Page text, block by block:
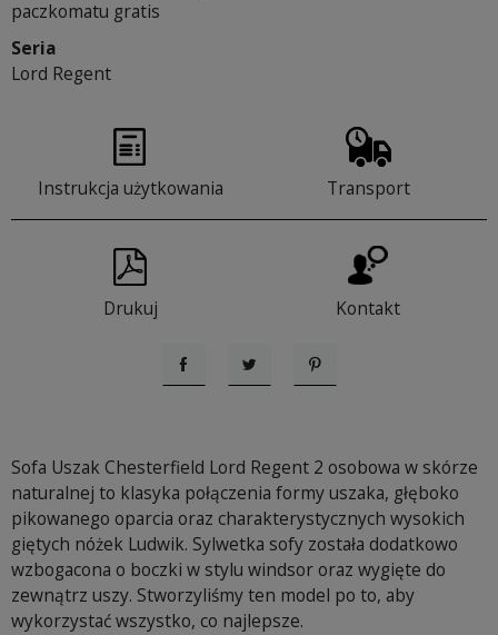
paczkomatu gratis
Seria
Lord Regent
Instrukcja użytkowania Transport
Drukuj Kontakt
UdostępnijTweetujPinterest
Sofa Uszak Chesterfield Lord Regent 2 osobowa w skórze
naturalnej to klasyka połączenia formy uszaka, głęboko
pikowanego oparcia oraz charakterystycznych wysokich
giętych nóżek Ludwik. Sylwetka sofy została dodatkowo
wzbogacona o boczki w stylu windsor oraz wygięte do
zewnątrz uszy. Stworzyliśmy ten model po to, aby
wykorzystać wszystko, co najlepsze.